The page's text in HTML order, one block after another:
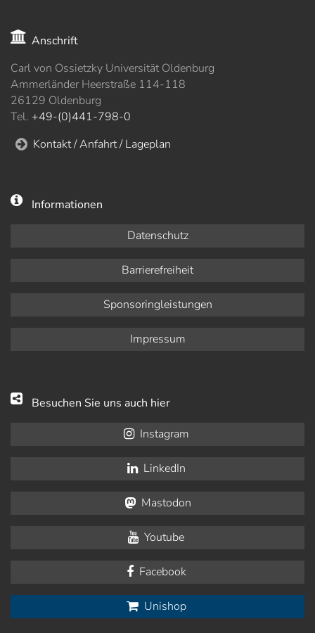
Anschrift
Carl von Ossietzky Universität Oldenburg
Ammerländer Heerstraße 114-118
26129 Oldenburg
Tel. +49-(0)441-798-0
Kontakt / Anfahrt / Lageplan
Informationen
Datenschutz
Barrierefreiheit
Sponsoringleistungen
Impressum
Besuchen Sie uns auch hier
Instagram
LinkedIn
Mastodon
Youtube
Facebook
Unishop